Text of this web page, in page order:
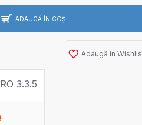
ADAUGĂ ÎN COŞ
Adaugă in